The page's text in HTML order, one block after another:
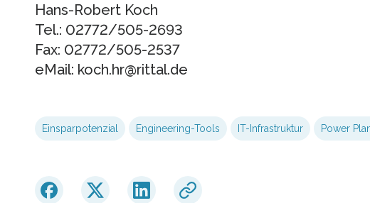
Hans-Robert Koch
Tel.: 02772/505-2693
Fax: 02772/505-2537
eMail: koch.hr@rittal.de
Einsparpotenzial Engineering-Tools IT-Infrastruktur Power